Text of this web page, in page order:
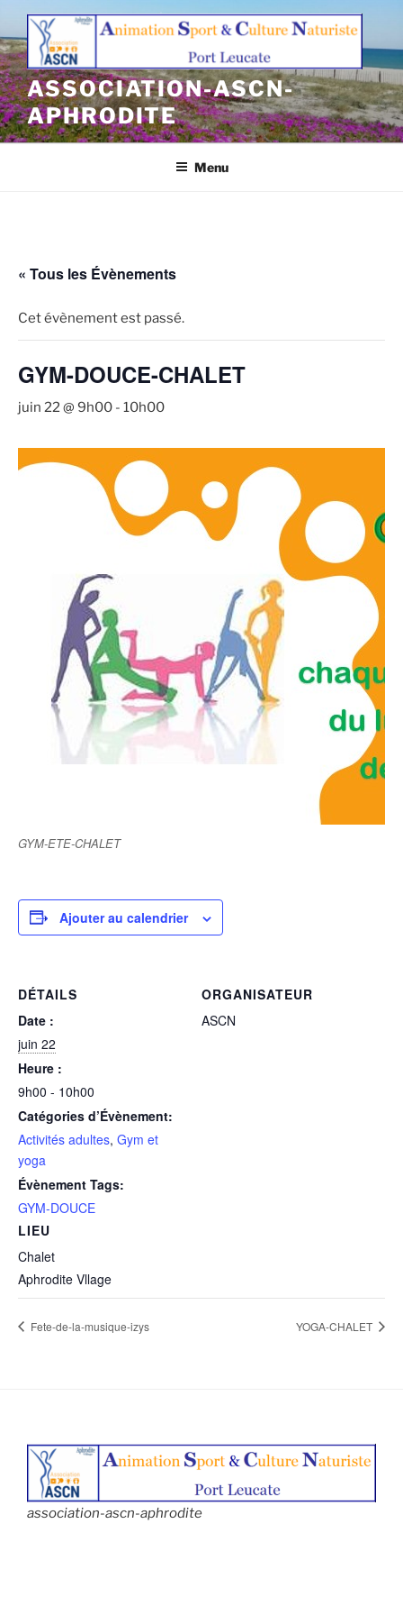
Aller
contenu
principal
ASSOCIATION-ASCN-
APHRODITE
Menu
« Tous les Évènements
Cet évènement est passé.
GYM-DOUCE-CHALET
juin 22 @ 9h00 - 10h00
GYM-ETE-CHALET
Ajouter au calendrier
DÉTAILS
Date :
juin 22
Heure :
9h00 - 10h00
Catégories d’Évènement:
Activités adultes, Gym et
yoga
Évènement Tags:
GYM-DOUCE
LIEU
Chalet
Aphrodite Vllage
ORGANISATEUR
ASCN
Fete-de-la-musique-izys YOGA-CHALET
association-ascn-aphrodite